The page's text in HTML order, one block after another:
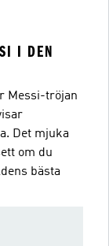
I DEN
Messi-tröjan
Det mjuka
om du
bästa